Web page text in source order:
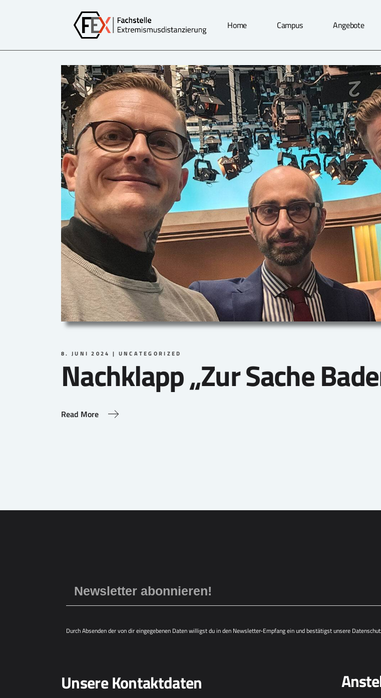
Home Campus Angebote
8. JUNI 2024 UNCATEGORIZED
Nachklapp „Zur Sache
Read More
Durch Absenden der von dir eingegebenen Daten willigst du in den Newsletter-Empfang ein und bestätigst unsere
Unsere Kontaktdaten